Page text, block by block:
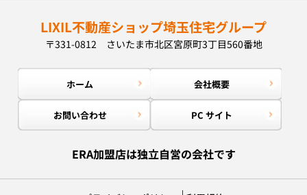
LIXIL不動産ショップ埼玉住宅グループ
〒331-0812 さいたま市北区宮原町3丁目560番地
ホーム 会社概要
お問い合わせ PC サイト
ERA加盟店は独立自営の会社です